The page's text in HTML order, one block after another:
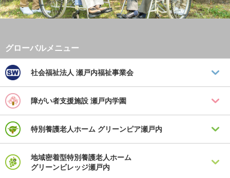
社会福祉法人 瀬戸内福祉事業会
障がい者支援施設 瀬戸内学園
特別養護老人ホーム グリーンピア瀬戸内
地域密着型特別養護老人ホーム
グリーンビレッジ瀬戸内